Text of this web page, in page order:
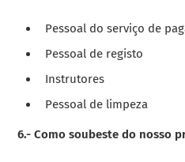
Pessoal do serviço de
Pessoal de registo
Instrutores
Pessoal de limpeza
6.- Como soubeste do nosso